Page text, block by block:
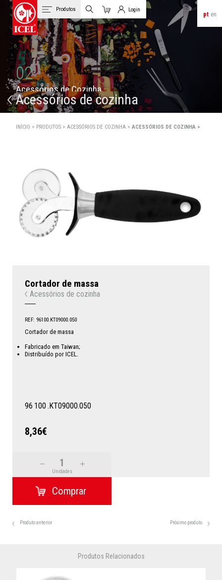
pt en
Produtos
Carrinho
Login
Login de Clientes
02
AcessóriosdeCozinha
Acessórios de cozinha
INÍCIO > PRODUTOS >ACESSÓRIOS DE COZINHA >ACESSÓRIOS DE COZINHA >
Cortador de massa
Acessórios de cozinha
REF: 96100.KT09000.050
Cortador de massa
Fabricado em Taiwan;
Distribuído por ICEL.
96 100 .KT09000.050
8,36€
Unidades
Produto anterior Próximo produto
Produtos Relacionados